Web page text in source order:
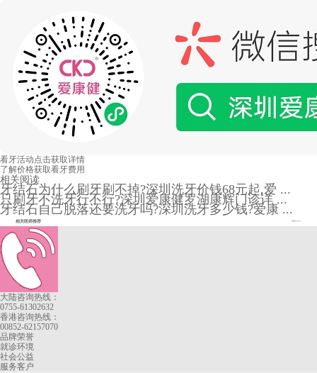
看牙活动点击获取详情
了解价格获取看牙费用
相关阅读
牙结石为什么刷牙刷不掉?深圳洗牙价钱68元起,爱 ...
只刷牙不洗牙行不行?深圳爱康健罗湖康辉门诊详 ...
牙结石自己脱落还要洗牙吗?深圳洗牙多少钱?爱康 ...
相关医师推荐 More+
大陆咨询热线：
0755-61302632
香港咨询热线：
00852-62157070
品牌荣誉
就诊环境
社会公益
服务客户